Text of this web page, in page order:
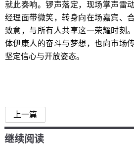
就此奏响。锣声落定，现场掌声雷
经理面带微笑，转身向在场嘉宾、
致意，与所有人共享这一荣耀时刻
体伊康人的奋斗与梦想，也向市场
坚定信心与开放姿态。
上一篇
继续阅读